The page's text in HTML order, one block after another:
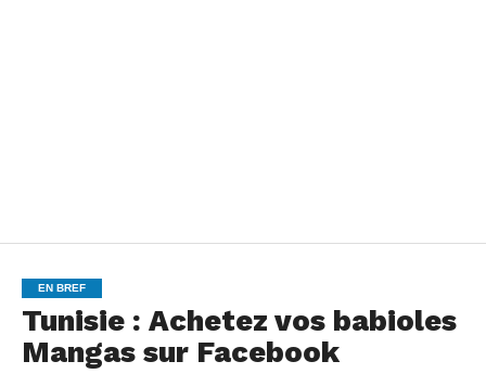
EN BREF
Tunisie : Achetez vos babioles
Mangas sur Facebook